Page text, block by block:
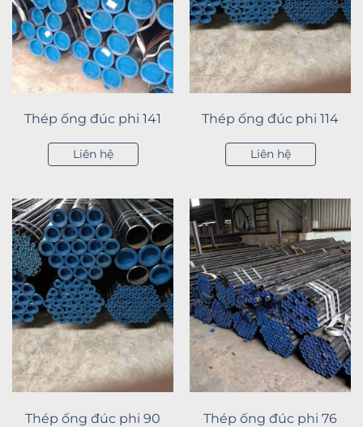
Thép ống đúc phi 141
Liên hệ
Thép ống đúc phi 114
Liên hệ
Thép ống đúc phi 90 Thép ống đúc phi 76